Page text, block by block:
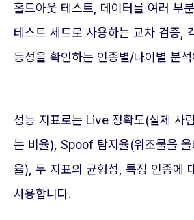
홀드아웃 테스트, 데이터를 여러 부
테스트 세트로 사용하는 교차 검증,
등성을 확인하는 인종별/나이별 분
성능 지표로는 Live 정확도(실제 사
는 비율), Spoof 탐지율(위조물을 올
율), 두 지표의 균형성, 특정 인종에
사용합니다.